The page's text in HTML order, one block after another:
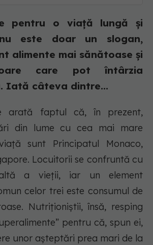
pentru o viață lungă și
este doar un slogan,
alimente mai sănătoase și
care pot întârzia
Iată câteva dintre...
arată faptul că, în prezent,
din lume cu cea mai mare
sunt Principatul Monaco,
Locuitorii se confruntă cu
a vieții, iar un element
celor trei este consumul de
Nutriționiștii, însă, resping
pentru că, spun ei,
unor așteptări prea mari de la